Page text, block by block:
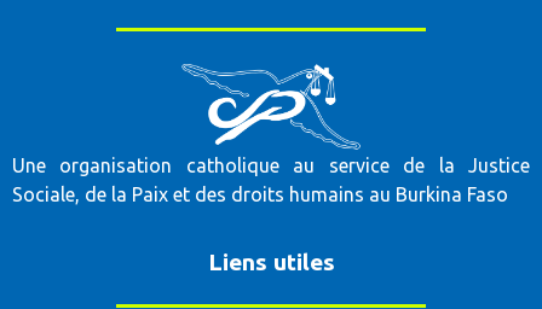
Une organisation catholique au service de la Justice
Sociale, de la Paix et des droits humains au Burkina Faso
Liens utiles